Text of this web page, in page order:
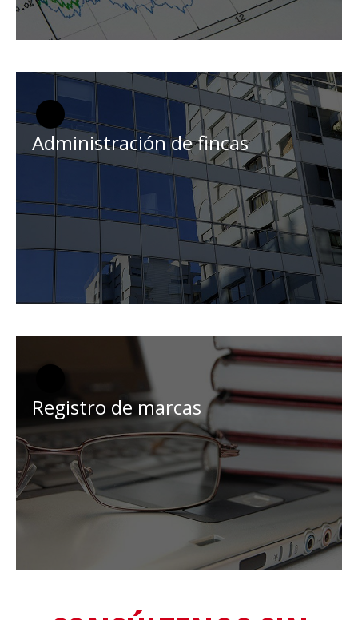
Administración de fincas
Registro de marcas